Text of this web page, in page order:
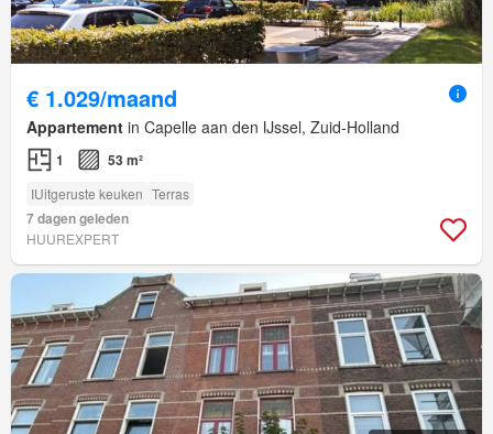
€ 1.029/maand
Appartement in Capelle aan den IJssel, Zuid-Holland
1 53 m²
IUitgeruste keuken Terras
7 dagen geleden
HUUREXPERT